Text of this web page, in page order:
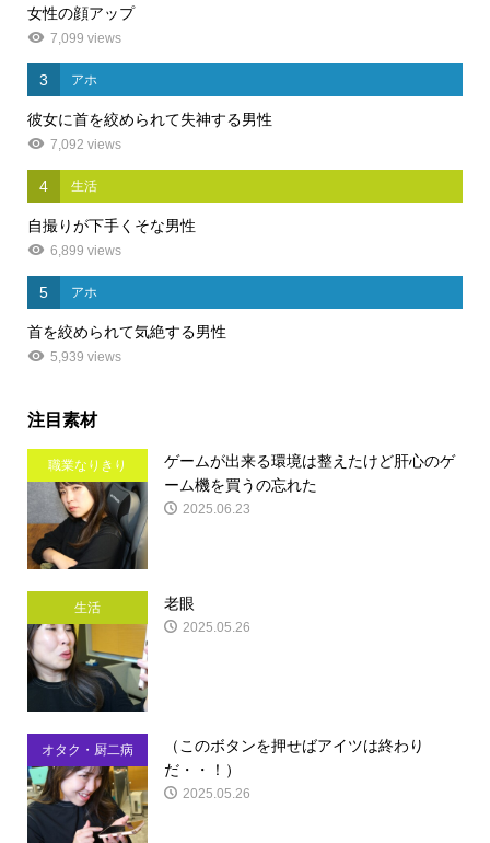
女性の顔アップ
7,099 views
3 アホ
彼女に首を絞められて失神する男性
7,092 views
4 生活
自撮りが下手くそな男性
6,899 views
5 アホ
首を絞められて気絶する男性
5,939 views
注目素材
職業なりきり
ゲームが出来る環境は整えたけど肝心のゲ
ーム機を買うの忘れた
2025.06.23
生活 老眼
2025.05.26
オタク・厨二病
（このボタンを押せばアイツは終わり
だ・・！）
2025.05.26